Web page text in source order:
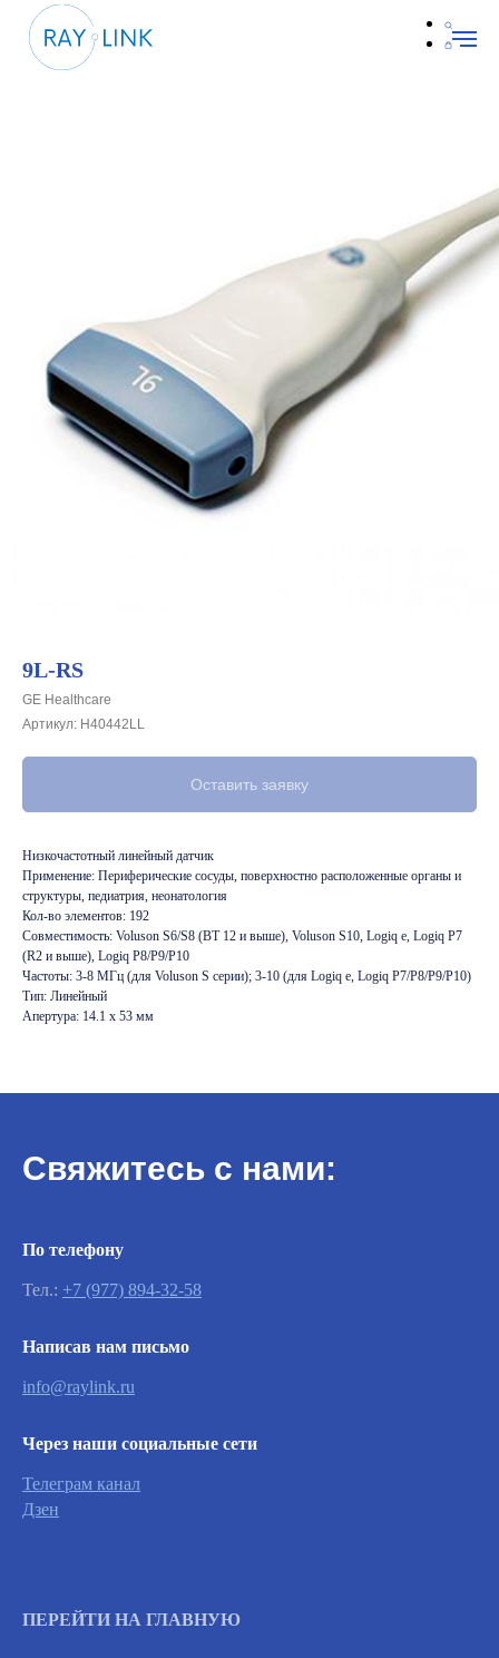
9L-RS
GE Healthcare
Артикул: H40442LL
Оставить заявку
Низкочастотный линейный датчик
Применение: Периферические сосуды, поверхностно расположенные органы и
структуры, педиатрия, неонатология
Кол-во элементов: 192
Совместимость: Voluson S6/S8 (BT 12 и выше), Voluson S10, Logiq e, Logiq P7
(R2 и выше), Logiq P8/P9/P10
Частоты: 3-8 МГц (для Voluson S серии); 3-10 (для Logiq e, Logiq P7/P8/P9/P10)
Тип: Линейный
Апертура: 14.1 x 53 мм
Свяжитесь с нами:
По телефону
Тел.: +7 (977) 894-32-58
Написав нам письмо
info@raylink.ru
Через наши социальные сети
Телеграм канал
Дзен
ПЕРЕЙТИ НА ГЛАВНУЮ
Заявки на сервисное обслуживание
обрабатываются согласно очередности
неисправности.
Важно